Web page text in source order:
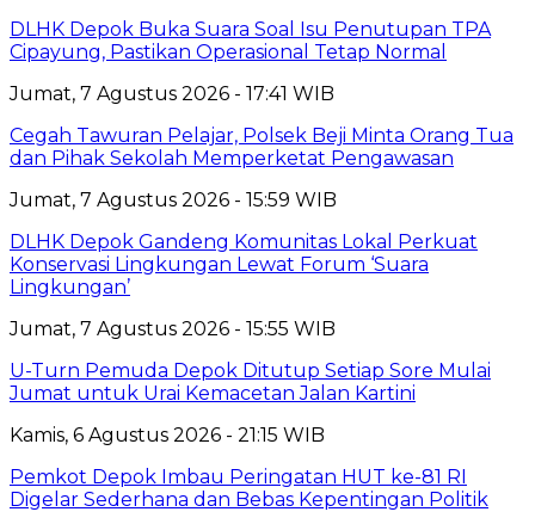
DLHK Depok Buka Suara Soal Isu Penutupan TPA
Cipayung, Pastikan Operasional Tetap Normal
Jumat, 7 Agustus 2026 - 17:41 WIB
Cegah Tawuran Pelajar, Polsek Beji Minta Orang Tua
dan Pihak Sekolah Memperketat Pengawasan
Jumat, 7 Agustus 2026 - 15:59 WIB
DLHK Depok Gandeng Komunitas Lokal Perkuat
Konservasi Lingkungan Lewat Forum ‘Suara
Lingkungan’
Jumat, 7 Agustus 2026 - 15:55 WIB
U-Turn Pemuda Depok Ditutup Setiap Sore Mulai
Jumat untuk Urai Kemacetan Jalan Kartini
Kamis, 6 Agustus 2026 - 21:15 WIB
Pemkot Depok Imbau Peringatan HUT ke-81 RI
Digelar Sederhana dan Bebas Kepentingan Politik